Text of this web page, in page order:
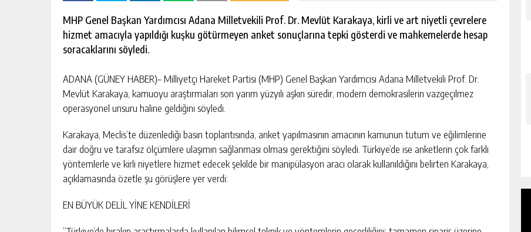
MHP Genel Başkan Yardımcısı Adana Milletvekili Prof. Dr. Mevlüt Karakaya, kirli ve art niyetli çevrelere
hizmet amacıyla yapıldığı kuşku götürmeyen anket sonuçlarına tepki gösterdi ve mahkemelerde hesap
soracaklarını söyledi.
ADANA (GÜNEY HABER)– Milliyetçi Hareket Partisi (MHP) Genel Başkan Yardımcısı Adana Milletvekili Prof. Dr.
Mevlüt Karakaya, kamuoyu araştırmaları son yarım yüzyılı aşkın süredir, modern demokrasilerin vazgeçilmez
operasyonel unsuru haline geldiğini söyledi.
Karakaya, Meclis’te düzenlediği basın toplantısında, anket yapılmasının amacının kamunun tutum ve eğilimlerine
dair doğru ve tarafsız ölçümlere ulaşımın sağlanması olması gerektiğini söyledi. Türkiye’de ise anketlerin çok farklı
yöntemlerle ve kirli niyetlere hizmet edecek şekilde bir manipülasyon aracı olarak kullanıldığını belirten Karakaya,
açıklamasında özetle şu görüşlere yer verdi:
EN BÜYÜK DELİL YİNE KENDİLERİ